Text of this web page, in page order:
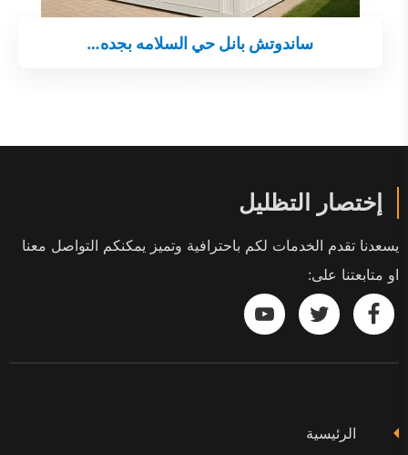
ساندوتش بانل حي السلامه بجده…
إختصار التظليل
يسعدنا تقدم الخدمات لكم باحترافية وتميز يمكنكم التواصل معنا
او متابعتنا على:
تابعنا
فيسبوك
تابعنا تابعنا
الرئيسية